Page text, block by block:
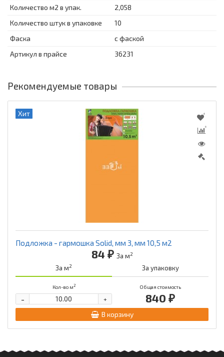
Количество м2 в упак.
2,058
Количество штук в упаковке
10
Фаска
с фаской
Артикул в прайсе
36231
Рекомендуемые товары
Хит
Подложка - гармошка Solid, мм 3, мм 10,5 м2
84 ₽ За м2
За м2 За упаковку
Кол-во м2 Общая стоимость
840 ₽
+
-
В корзину